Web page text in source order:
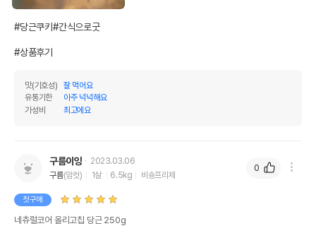
#당근쿠키#간식으로굿
#상품후기
맛(기호성)
잘 먹어요
유통기한
아주 넉넉해요
가성비
최고에요
구름이잉
2023.03.06
구름(암컷) 1살 6.5kg 비숑프리제
첫구매
네츄럴코어 올리고칩 당근 250g
0